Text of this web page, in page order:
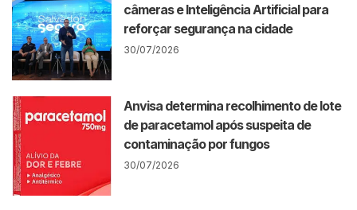
câmeras e Inteligência Artificial para
reforçar segurança na cidade
30/07/2026
Anvisa determina recolhimento de lote
de paracetamol após suspeita de
contaminação por fungos
30/07/2026